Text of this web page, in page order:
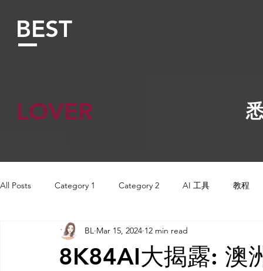
BEST
LOVER
All Posts Category 1 Category 2 AI 工具 教程
AI Tool Tutorials AI 工具
8K84AI大揭露: 澳
BL Mar 15, 2024 12 min read